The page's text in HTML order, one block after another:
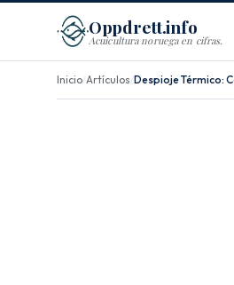
Oppdrett.info
Acuicultura noruega en cifras.
Inicio/Artículos/Despioje Térmico: